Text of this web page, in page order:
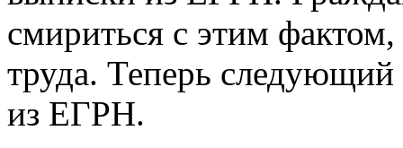
смириться с этим
труда. Теперь
из ЕГРН.